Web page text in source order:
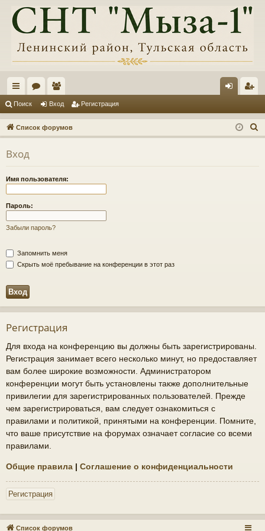
с
ы
лк
и
ум
ы
ол
ьз
ов
и
д ис
тр
Поиск Вход Регистрация
Список форумов
о
Вход
Имя пользователя:
Пароль:
Забыли пароль?
Запомнить меня
Скрыть моё пребывание на конференции в этот раз
Регистрация
Для входа на конференцию вы должны быть зарегистрированы.
Регистрация занимает всего несколько минут, но предоставляет
вам более широкие возможности. Администратором
конференции могут быть установлены также дополнительные
привилегии для зарегистрированных пользователей. Прежде
чем зарегистрироваться, вам следует ознакомиться с
правилами и политикой, принятыми на конференции. Помните,
что ваше присутствие на форумах означает согласие со всеми
правилами.
Общие правила | Соглашение о конфиденциальности
Регистрация
Список форумов